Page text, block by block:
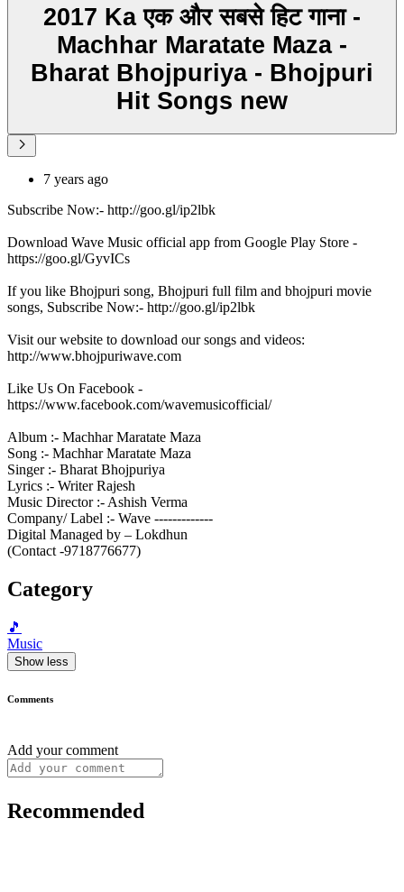
2017 Ka एक और सबसे हिट गाना -
Machhar Maratate Maza -
Bharat Bhojpuriya - Bhojpuri
Hit Songs new
7 years ago
Subscribe Now:- http://goo.gl/ip2lbk
Download Wave Music official app from Google Play Store -
https://goo.gl/GyvICs
If you like Bhojpuri song, Bhojpuri full film and bhojpuri movie
songs, Subscribe Now:- http://goo.gl/ip2lbk
Visit our website to download our songs and videos:
http://www.bhojpuriwave.com
Like Us On Facebook -
https://www.facebook.com/wavemusicofficial/
Album :- Machhar Maratate Maza
Song :- Machhar Maratate Maza
Singer :- Bharat Bhojpuriya
Lyrics :- Writer Rajesh
Music Director :- Ashish Verma
Company/ Label :- Wave -------------
Digital Managed by – Lokdhun
(Contact -9718776677)
Category
🎵
Music
Show less
Comments
Add your comment
Recommended